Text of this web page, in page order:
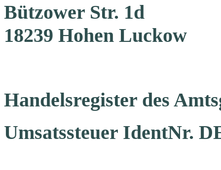
Bützower Str. 1d
18239 Hohen Luckow
Handelsregister des
Umsatssteuer IdentNr.